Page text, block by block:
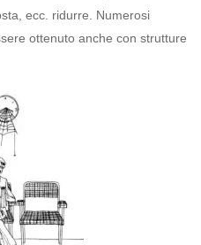
ecc. ridurre. Numerosi
ottenuto anche con strutture